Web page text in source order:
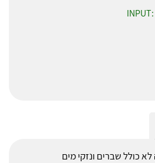
כולל שברים ונזקי מים